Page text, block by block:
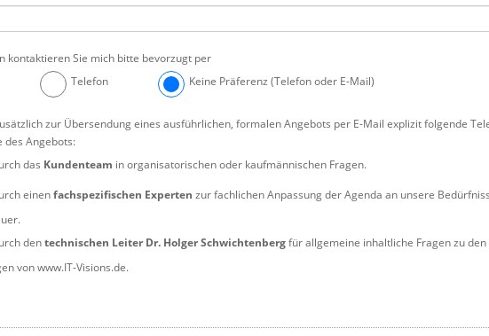
kontaktieren Sie mich bitte bevorzugt per
Telefon Keine Präferenz (Telefon oder E-Mail)
zur Übersendung eines ausführlichen, formalen Angebots per E-Mail explizit folgende
des Angebots:
das Kundenteam in organisatorischen oder kaufmännischen Fragen.
einenfachspezifischen Experten zur fachlichen Anpassung der Agenda an unsere
dentechnischen Leiter Dr. Holger Schwichtenbergfür allgemeine inhaltliche Fragen zu den
von www.IT-Visions.de.